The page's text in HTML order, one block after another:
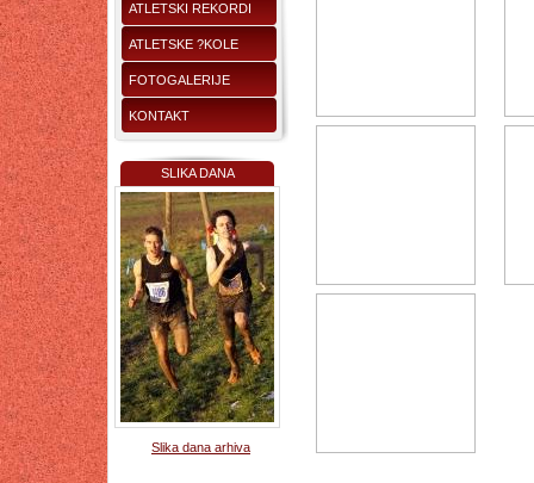
ATLETSKI REKORDI
ATLETSKE ?KOLE
FOTOGALERIJE
KONTAKT
SLIKA DANA
Slika dana arhiva